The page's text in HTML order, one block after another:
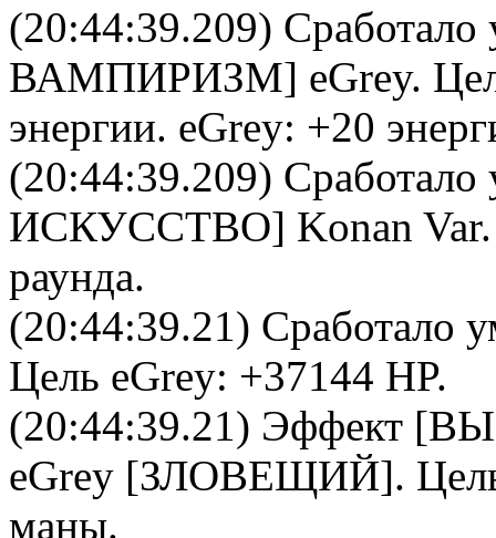
(20:44:39.209) Сработало
ВАМПИРИЗМ] eGrey.
энергии. eGrey: +20
(20:44:39.209) Сработало
ИСКУССТВО] Konan Var
раунда.
(20:44:39.21) Сработало
Цель eGrey: +37144 HP.
(20:44:39.21) Эффект
eGrey [ЗЛОВЕЩИЙ].
маны.